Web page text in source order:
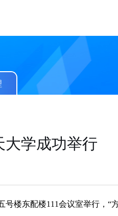
学成功举行
楼东配楼111会议室举行，“